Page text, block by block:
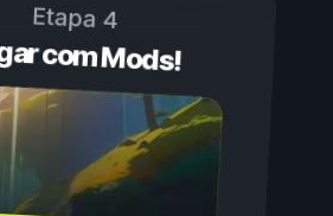
Etapa 4
com Mods!